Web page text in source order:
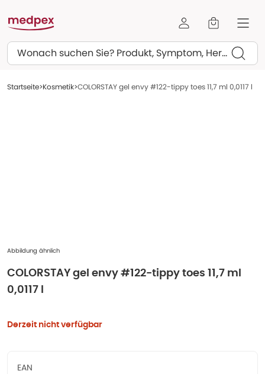
Suchen
Startseite Kosmetik COLORSTAY gel envy #122-tippy toes 11,7 ml 0,0117 l
Abbildung ähnlich
COLORSTAY gel envy #122-tippy toes 11,7 ml
0,0117 l
Derzeit nicht verfügbar
EAN